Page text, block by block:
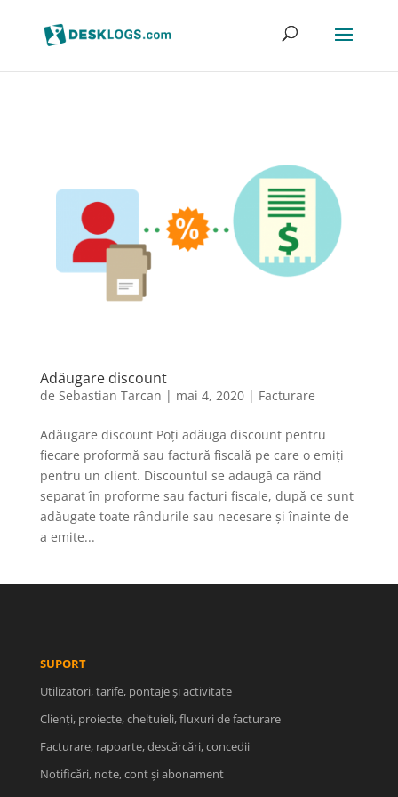
Adăugare discount
de Sebastian Tarcan | mai 4, 2020| Facturare
Adăugare discount Poți adăuga discount pentru
fiecare proformă sau factură fiscală pe care o emiți
pentru un client. Discountul se adaugă ca rând
separat în proforme sau facturi fiscale, după ce sunt
adăugate toate rândurile sau necesare și înainte de
a emite...
SUPORT
Utilizatori, tarife, pontaje și activitate
Clienți, proiecte, cheltuieli, fluxuri de facturare
Facturare, rapoarte, descărcări, concedii
Notificări, note, cont și abonament